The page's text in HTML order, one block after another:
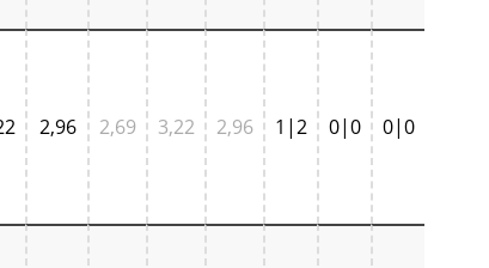
2,96 2,69 3,22 2,96 1|2 0|0 0|0